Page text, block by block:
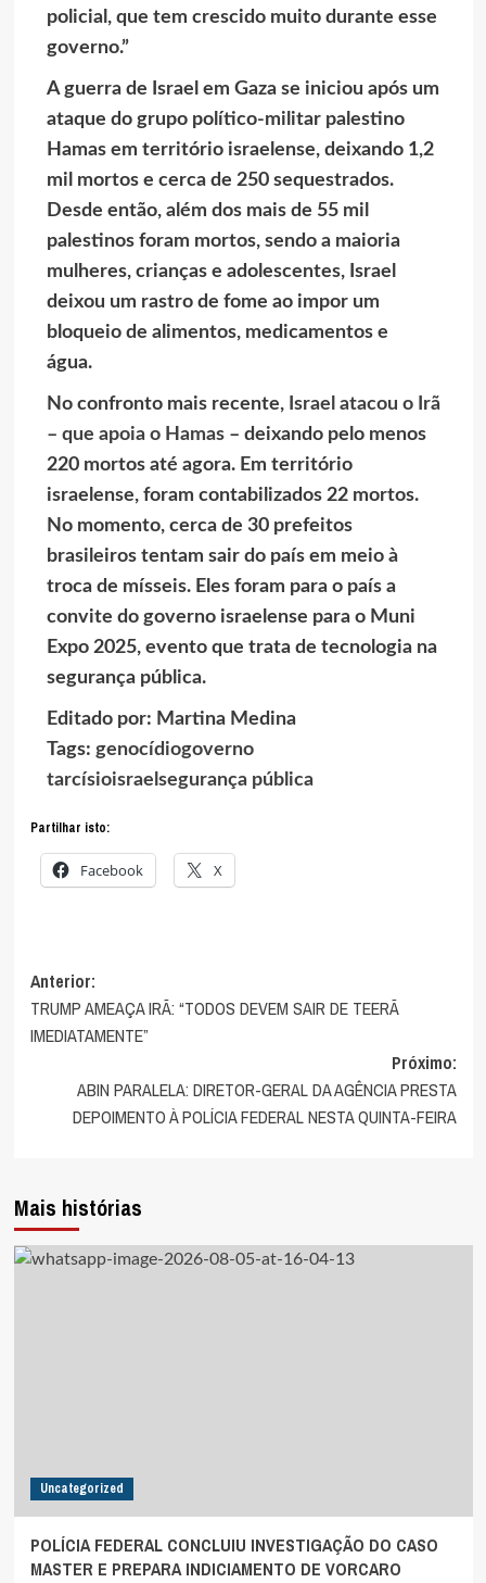
policial, que tem crescido muito durante esse
governo.”
A guerra de Israel em Gaza se iniciou após um
ataque do grupo político-militar palestino
Hamas em território israelense, deixando 1,2
mil mortos e cerca de 250 sequestrados.
Desde então, além dos mais de 55 mil
palestinos foram mortos, sendo a maioria
mulheres, crianças e adolescentes, Israel
deixou um rastro de fome ao impor um
bloqueio de alimentos, medicamentos e
água.
No confronto mais recente, Israel atacou o Irã
– que apoia o Hamas– deixando pelo menos
220 mortos até agora. Em território
israelense, foram contabilizados 22 mortos.
No momento, cerca de 30 prefeitos
brasileiros tentam sair do país em meio à
troca de mísseis. Eles foram para o país a
convite do governo israelense para o Muni
Expo 2025, evento que trata de tecnologia na
segurança pública.
Editado por: Martina Medina
Tags: genocídiogoverno
tarcísioisrael segurança pública
Partilhar isto:
Facebook X
Navegação
de
artigos
Anterior:
TRUMP AMEAÇA IRÃ: “TODOS DEVEM SAIR DE TEERÃ
IMEDIATAMENTE”
Próximo:
ABIN PARALELA: DIRETOR-GERAL DA AGÊNCIA PRESTA
DEPOIMENTO À POLÍCIA FEDERAL NESTA QUINTA-FEIRA
Mais histórias
Uncategorized
POLÍCIA FEDERAL CONCLUIU INVESTIGAÇÃO DO CASO
MASTER E PREPARA INDICIAMENTO DE VORCARO